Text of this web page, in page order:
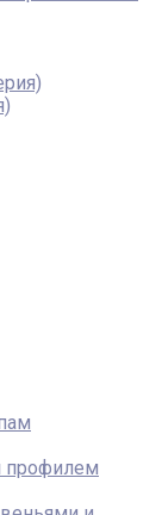
профилем